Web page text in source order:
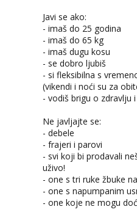
Javi se ako:
- imaš do 25 godina
- imaš do 65 kg
- imaš dugu kosu
- se dobro ljubiš
- si fleksibilna s
(vikendi i noći su za
- vodiš brigu o zdravlju
Ne javljajte se:
- debele
- frajeri i parovi
- svi koji bi prodavali
uživo!
- one s tri ruke žbuke
- one s napumpanim
- one koje ne mogu